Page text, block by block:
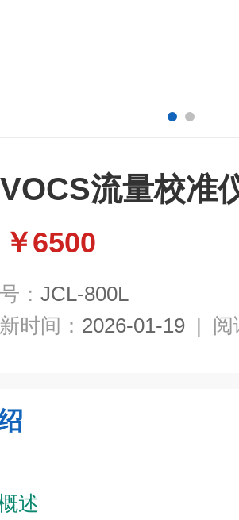
流量校准
￥6500
： JCL-800L
时间： 2026-01-19 | 阅
述